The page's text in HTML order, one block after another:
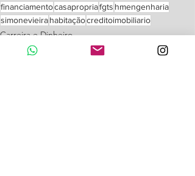
financiamentocasapropriafgts hmengenharia
simonevieirahabitaçãocreditoimobiliario
Carreira e Dinheiro